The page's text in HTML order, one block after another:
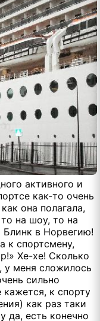
активного и
как-то очень
она полагала,
на шоу, то на
в Норвегию!
к спортсмену,
Хе-хе! Сколько
у меня сложилось
сильно
к спорту
как раз таки
да, есть конечно